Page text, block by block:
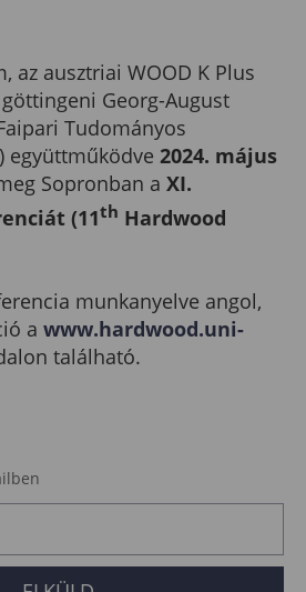
az ausztriai WOOD K Plus
Georg-August
Tudományos
együttműködve 2024. május
Sopronban a XI.
(11th Hardwood
munkanyelve angol,
a www.hardwood.uni-
található.